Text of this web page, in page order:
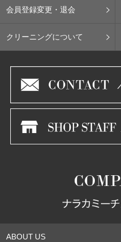
会員登録変更・退会
クリーニングについて
ABOUT US